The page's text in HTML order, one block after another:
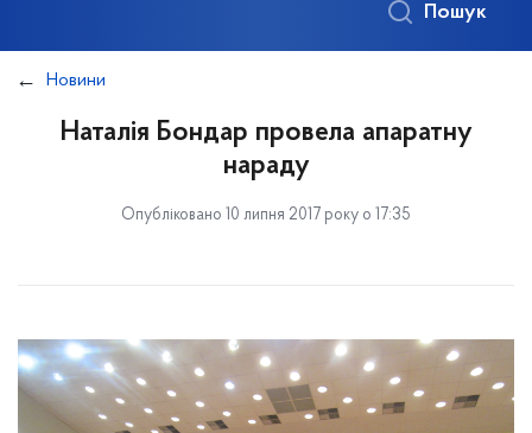
Пошук
Новини
Наталія Бондар провела апаратну
нараду
Опубліковано 10 липня 2017 року о 17:35